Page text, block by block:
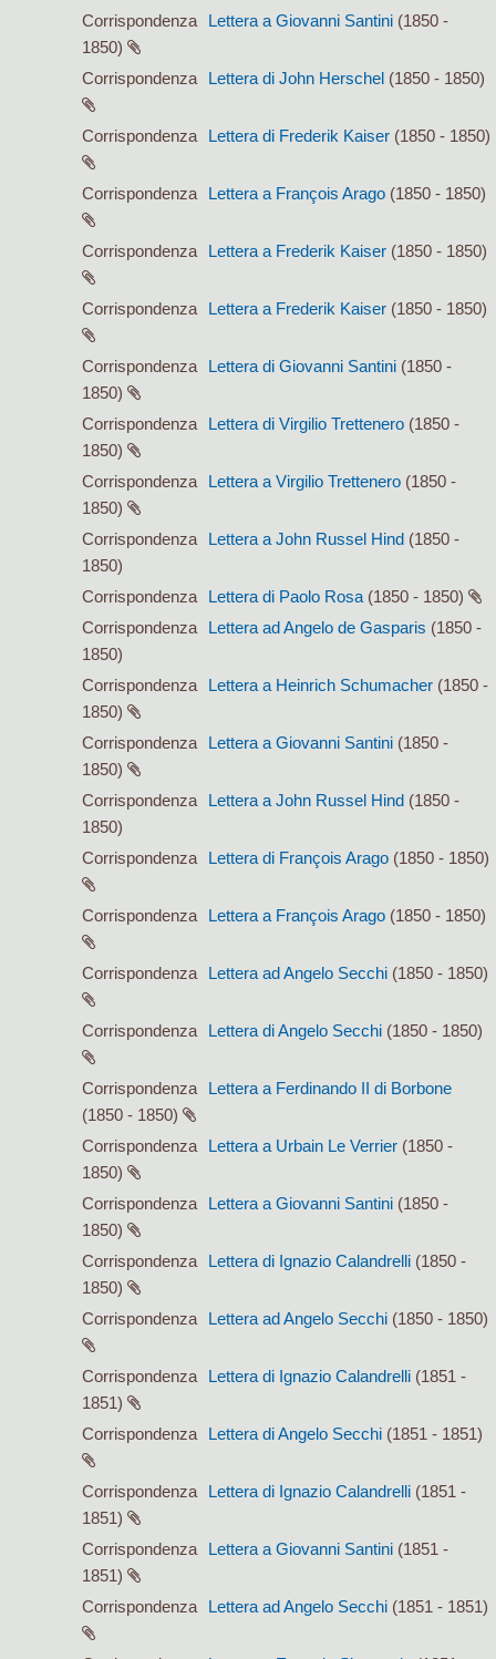
Corrispondenza
Lettera a Giovanni Santini (1850 -
1850)
Corrispondenza
Lettera di John Herschel (1850 - 1850)
Corrispondenza Lettera di Frederik Kaiser (1850 - 1850)
Corrispondenza Lettera a François Arago (1850 - 1850)
Corrispondenza Lettera a Frederik Kaiser (1850 - 1850)
Corrispondenza Lettera a Frederik Kaiser (1850 - 1850)
Corrispondenza Lettera di Giovanni Santini (1850 -
1850)
Corrispondenza
Lettera di Virgilio Trettenero (1850 -
1850)
Corrispondenza
Lettera a Virgilio Trettenero (1850 -
1850)
Corrispondenza
Lettera a John Russel Hind (1850 -
1850)
Corrispondenza
Lettera di Paolo Rosa (1850 - 1850)
Corrispondenza
Lettera ad Angelo de Gasparis (1850 -
1850)
Corrispondenza
Lettera a Heinrich Schumacher (1850 -
1850)
Corrispondenza
Lettera a Giovanni Santini (1850 -
1850)
Corrispondenza
Lettera a John Russel Hind (1850 -
1850)
Corrispondenza
Lettera di François Arago (1850 - 1850)
Corrispondenza Lettera a François Arago (1850 - 1850)
Corrispondenza Lettera ad Angelo Secchi (1850 - 1850)
Corrispondenza Lettera di Angelo Secchi (1850 - 1850)
Corrispondenza
Lettera a Ferdinando II di Borbone
(1850 - 1850)
Corrispondenza
Lettera a Urbain Le Verrier (1850 -
1850)
Corrispondenza
Lettera a Giovanni Santini (1850 -
1850)
Corrispondenza
Lettera di Ignazio Calandrelli (1850 -
1850)
Corrispondenza
Lettera ad Angelo Secchi (1850 - 1850)
Corrispondenza Lettera di Ignazio Calandrelli (1851 -
1851)
Corrispondenza
Lettera di Angelo Secchi (1851 - 1851)
Corrispondenza Lettera di Ignazio Calandrelli (1851 -
1851)
Corrispondenza
Lettera a Giovanni Santini (1851 -
1851)
Corrispondenza
Lettera ad Angelo Secchi (1851 - 1851)